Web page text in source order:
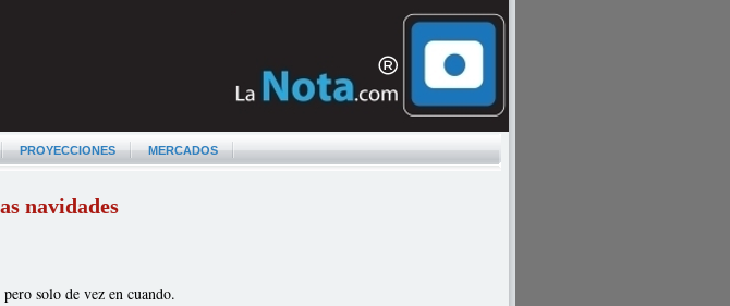
PROYECCIONES MERCADOS
navidades
solo de vez en cuando.